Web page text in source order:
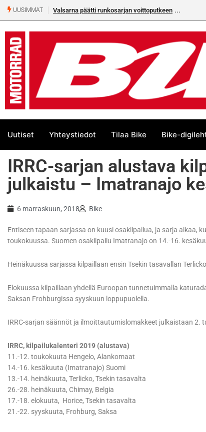
UUSIMMAT Valsarna päätti runkosarjan voittoputkeen
Uutiset Yhteystiedot Tilaa Bike Bike-
IRRC-sarjan alustava
julkaistu – Imatranajo
6 marraskuun, 2018 Bike
Entiseen tapaan sarjassa on kuusi osakilpailua, ja sarja alkaa,
toukokuussa. Suomen osakilpailu Imatranajo on 14.-16.
Heinäkuussa sarjassa kilpaillaan ensin Tsekin tasavallan
Elokuussa kilpaillaan yhdellä Euroopan tunnetuimmalla
Saksan Frohburgissa syyskuun loppupuolella.
IRRC-sarjan säännöt ja ilmoittautumislomakkeet julkaistaan 2.
IRRC, kilpailukalenteri 2019 (alustava)
11.-12. toukokuuta Hengelo, Alankomaat
14.-16. kesäkuuta (Imatranajo) Suomi
13.-14. heinäkuuta, Terlicko, Tsekin tasavalta
26.-28. heinäkuuta, Chimay, Belgia
17.-18. elokuuta, Horice, Tsekin tasavalta
21.-22. syyskuuta, Frohburg, Saksa